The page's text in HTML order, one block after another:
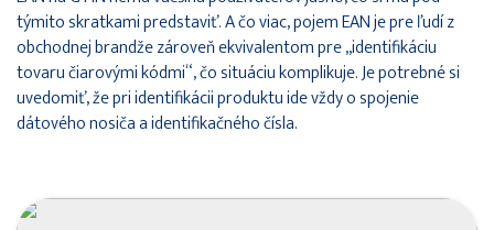
týmito skratkami predstaviť. A čo viac, pojem EAN je pre ľudí z
obchodnej brandže zároveň ekvivalentom pre „identifikáciu
tovaru čiarovými kódmi“, čo situáciu komplikuje. Je potrebné si
uvedomiť, že pri identifikácii produktu ide vždy o spojenie
dátového nosiča a identifikačného čísla.